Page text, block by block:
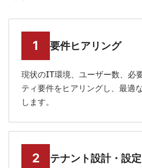
要件ヒアリング
現状のIT環境、ユーザー数、必
ティ要件をヒアリングし、最適
します。
テナント設計・設定